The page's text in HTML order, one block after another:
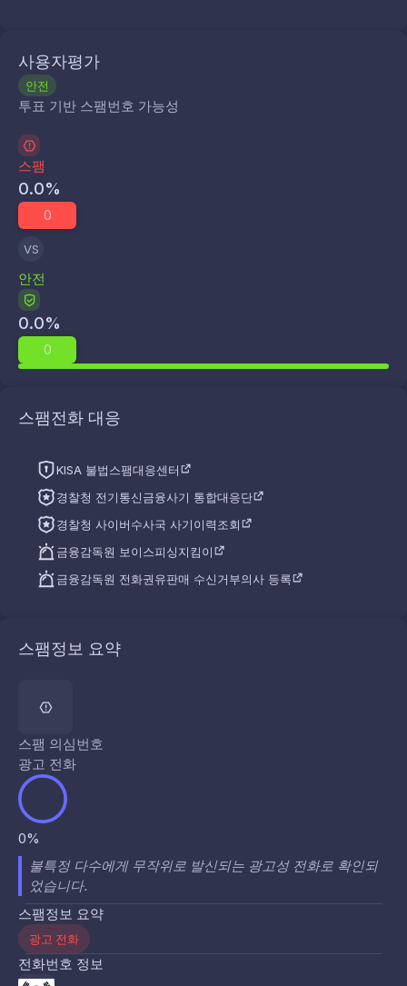
사용자평가
안전
투표 기반 스팸번호 가능성
스팸
0.0%
0
VS
안전
0.0%
0
스팸전화 대응
KISA 불법스팸대응센터
경찰청 전기통신금융사기 통합대응단
경찰청 사이버수사국 사기이력조회
금융감독원 보이스피싱지킴이
금융감독원 전화권유판매 수신거부의사 등록
스팸정보 요약
스팸 의심번호
광고 전화
0%
불특정 다수에게 무작위로 발신되는 광고성 전화로 확인되
었습니다.
스팸정보 요약
광고 전화
전화번호 정보